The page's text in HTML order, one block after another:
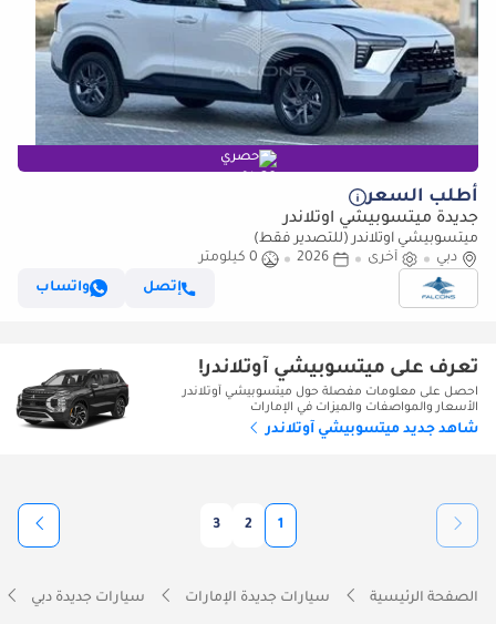
حصري
أطلب السعر
جديدة ميتسوبيشي آوتلاندر
ميتسوبيشي آوتلاندر (للتصدير فقط)
دبي
أخرى 2026
0 كيلومتر
إتصل
واتساب
تعرف على ميتسوبيشي آوتلاندر!
احصل على معلومات مفصلة حول ميتسوبيشي آوتلاندر
الأسعار والمواصفات والميزات في الإمارات
شاهد جديد ميتسوبيشي آوتلاندر
1
2
3
الصفحة الرئيسية سيارات جديدة الإمارات سيارات جديدة دبي